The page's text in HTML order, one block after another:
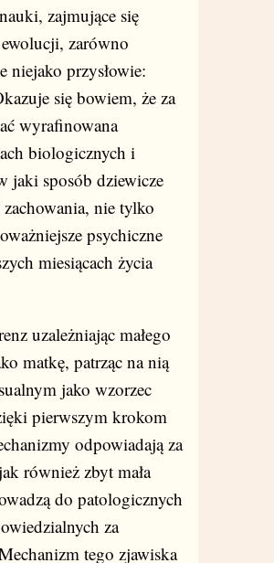
zajmujące się
zarówno
przysłowie:
się bowiem, że za
wyrafinowana
biologicznych i
jaki sposób dziewicze
nie tylko
psychiczne
miesiącach życia
uzależniając małego
matkę, patrząc na nią
jako wzorzec
pierwszym krokom
odpowiadają za
również zbyt mała
do patologicznych
za
tego zjawiska